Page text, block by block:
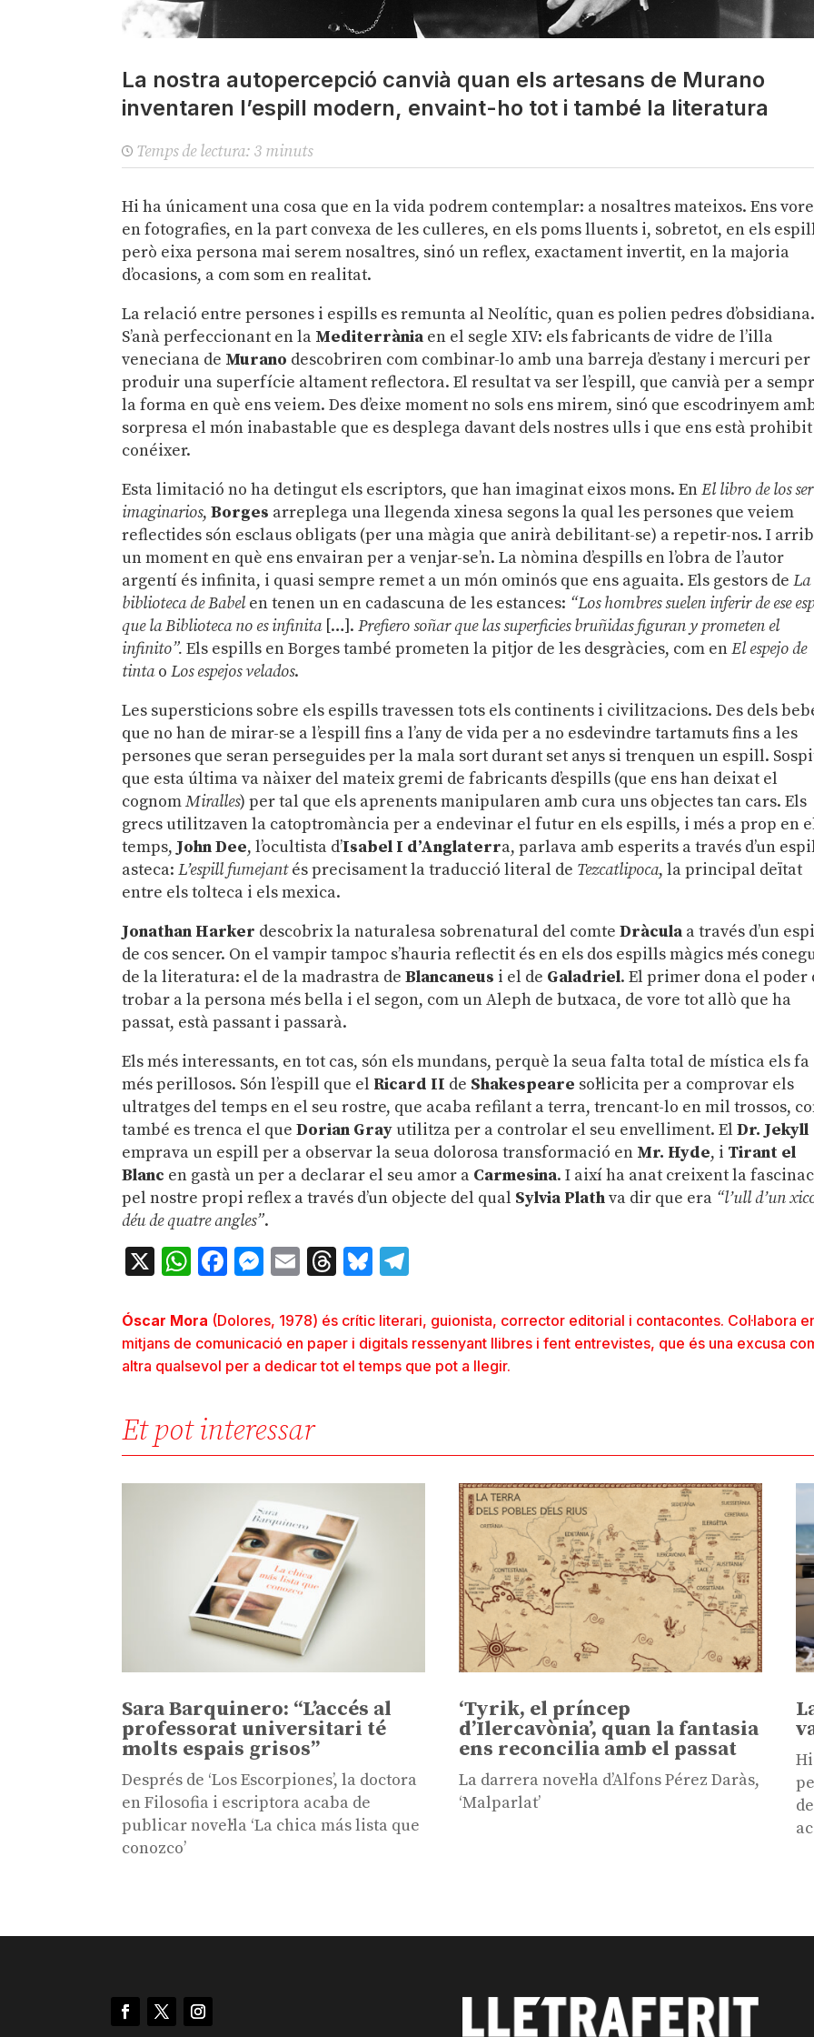
La nostra autopercepció canvià quan els artesans de Murano
inventaren l’espill modern, envaint-ho tot i també la literatura
Temps de lectura: 3 minuts
Hi ha únicament una cosa que en la vida podrem contemplar: a nosaltres mateixos. Ens
en fotografies, en la part convexa de les culleres, en els poms lluents i, sobretot, en els
però eixa persona mai serem nosaltres, sinó un reflex, exactament invertit, en la majoria
d’ocasions, a com som en realitat.
La relació entre persones i espills es remunta al Neolític, quan es polien pedres
S’anà perfeccionant en la Mediterrània en el segle XIV: els fabricants de vidre de l’illa
veneciana de Murano descobriren com combinar-lo amb una barreja d’estany i mercuri per
produir una superfície altament reflectora. El resultat va ser l’espill, que canvià per a
la forma en què ens veiem. Des d’eixe moment no sols ens mirem, sinó que escodrinyem
sorpresa el món inabastable que es desplega davant dels nostres ulls i que ens està prohibit
conéixer.
Esta limitació no ha detingut els escriptors, que han imaginat eixos mons. EnEl libro de los
imaginarios,Borges arreplega una llegenda xinesa segons la qual les persones que veiem
reflectides són esclaus obligats (per una màgia que anirà debilitant-se) a repetir-nos. I
un moment en què ens envairan per a venjar-se’n. La nòmina d’espills en l’obra de l’autor
argentí és infinita, i quasi sempre remet a un món ominós que ens aguaita. Els gestors deLa
biblioteca de Babel en tenen un en cadascuna de les estances: “Los hombres suelen inferir de ese
que la Biblioteca no es infinita[…].Prefiero soñar que las superficies bruñidas figuran y prometen el
infinito”.Els espills en Borges també prometen la pitjor de les desgràcies, com enEl espejo de
tintaoLos espejos velados.
Les supersticions sobre els espills travessen tots els continents i civilitzacions. Des dels
que no han de mirar-se a l’espill fins a l’any de vida per a no esdevindre tartamuts fins a les
persones que seran perseguides per la mala sort durant set anys si trenquen un espill.
que esta última va nàixer del mateix gremi de fabricants d’espills (que ens han deixat el
cognomMiralles) per tal que els aprenents manipularen amb cura uns objectes tan cars. Els
grecs utilitzaven la catoptromància per a endevinar el futur en els espills, i més a prop en
temps, John Dee, l’ocultista d’Isabel I d’Anglaterra, parlava amb esperits a través d’un
asteca:L’espill fumejantés precisament la traducció literal de Tezcatlipoca, la principal deïtat
entre els tolteca i els mexica.
Jonathan Harker descobrix la naturalesa sobrenatural del comteDràcula a través d’un
de cos sencer. On el vampir tampoc s’hauria reflectit és en els dos espills màgics més
de la literatura: el de la madrastra deBlancaneus i el de Galadriel. El primer dona el poder
trobar a la persona més bella i el segon, com un Aleph de butxaca, de vore tot allò que ha
passat, està passant i passarà.
Els més interessants, en tot cas, són els mundans, perquè la seua falta total de mística els fa
més perillosos. Són l’espill que el Ricard II de Shakespeare sol·licita per a comprovar els
ultratges del temps en el seu rostre, que acaba refilant a terra, trencant-lo en mil trossos,
també es trenca el queDorian Gray utilitza per a controlar el seu envelliment. ElDr. Jekyll
emprava un espill per a observar la seua dolorosa transformació en Mr. Hyde, i Tirant el
Blanc en gastà un per a declarar el seu amor a Carmesina. I així ha anat creixent la
pel nostre propi reflex a través d’un objecte del qual Sylvia Plathva dir que era “l’ull d’un
déu de quatre angles”.
X WhatsApp
Facebook
Messenger
EmailThreads
Bluesky
Óscar Mora (Dolores, 1978) és crític literari, guionista, corrector editorial i contacontes. Col·labora
mitjans de comunicació en paper i digitals ressenyant llibres i fent entrevistes, que és una excusa
altra qualsevol per a dedicar tot el temps que pot a llegir.
Et pot interessar
Sara Barquinero: “L’accés al
professorat universitari té
molts espais grisos”
Després de ‘Los Escorpiones’, la doctora
en Filosofia i escriptora acaba de
publicar novel·la ‘La chica más lista que
conozco’
‘Tyrik, el príncep
d’Ilercavònia’, quan la fantasia
ens reconcilia amb el passat
La darrera novel·la d’Alfons Pérez Daràs,
‘Malparlat’